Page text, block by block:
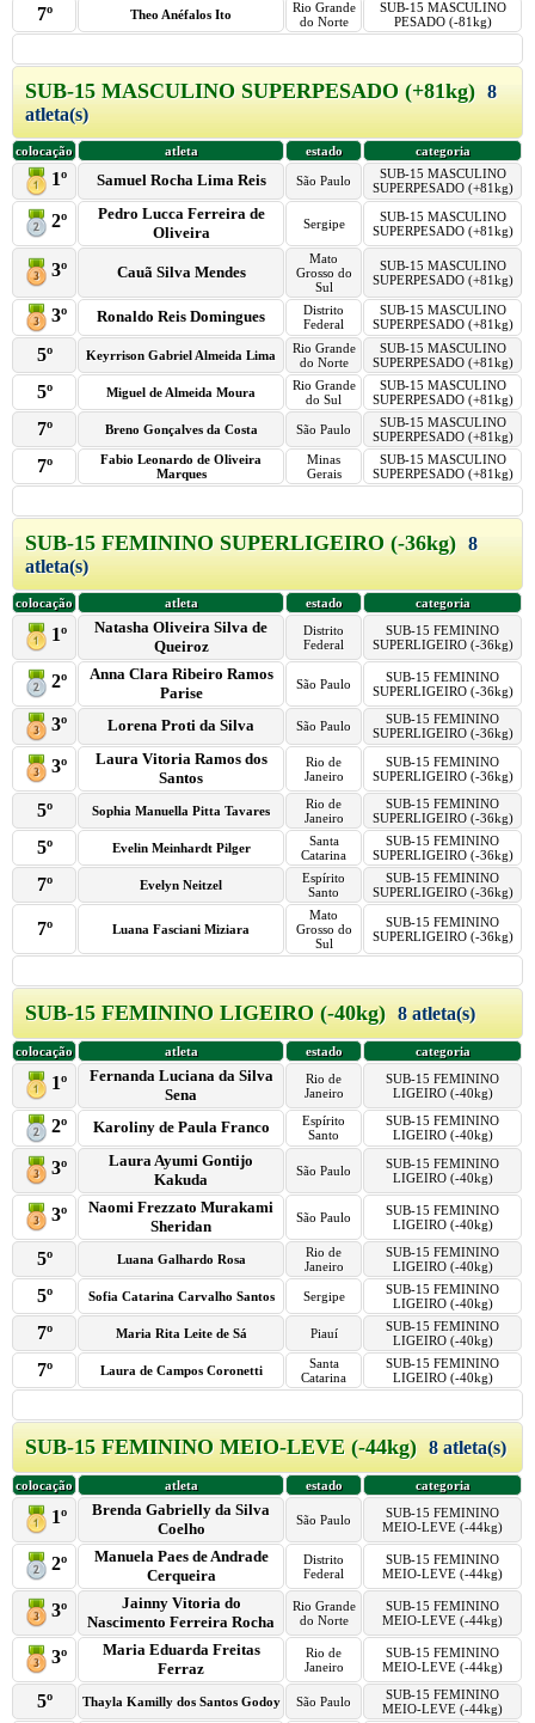
7º Theo Anéfalos Ito
Rio Grande
do Norte
SUB-15 MASCULINO
PESADO (-81kg)
SUB-15 MASCULINO SUPERPESADO (+81kg)8
atleta(s)
colocação atleta estado categoria
1º Samuel Rocha Lima Reis São Paulo
SUB-15 MASCULINO
SUPERPESADO (+81kg)
2º
Pedro Lucca Ferreira de
Oliveira
Sergipe
SUB-15 MASCULINO
SUPERPESADO (+81kg)
3º Cauã Silva Mendes
Mato
Grosso do
Sul
SUB-15 MASCULINO
SUPERPESADO (+81kg)
3º Ronaldo Reis Domingues
Distrito
Federal
SUB-15 MASCULINO
SUPERPESADO (+81kg)
5º Keyrrison Gabriel Almeida Lima
Rio Grande
do Norte
SUB-15 MASCULINO
SUPERPESADO (+81kg)
5º Miguel de Almeida Moura
Rio Grande
do Sul
SUB-15 MASCULINO
SUPERPESADO (+81kg)
7º Breno Gonçalves da Costa São Paulo
SUB-15 MASCULINO
SUPERPESADO (+81kg)
7º
Fabio Leonardo de Oliveira
Marques
Minas
Gerais
SUB-15 MASCULINO
SUPERPESADO (+81kg)
SUB-15 FEMININO SUPERLIGEIRO (-36kg)8
atleta(s)
colocação atleta estado categoria
1º
Natasha Oliveira Silva de
Queiroz
Distrito
Federal
SUB-15 FEMININO
SUPERLIGEIRO (-36kg)
2º
Anna Clara Ribeiro Ramos
Parise
São Paulo
SUB-15 FEMININO
SUPERLIGEIRO (-36kg)
3º Lorena Proti da Silva São Paulo
SUB-15 FEMININO
SUPERLIGEIRO (-36kg)
3º
Laura Vitoria Ramos dos
Santos
Rio de
Janeiro
SUB-15 FEMININO
SUPERLIGEIRO (-36kg)
5º Sophia Manuella Pitta Tavares
Rio de
Janeiro
SUB-15 FEMININO
SUPERLIGEIRO (-36kg)
5º Evelin Meinhardt Pilger
Santa
Catarina
SUB-15 FEMININO
SUPERLIGEIRO (-36kg)
7º Evelyn Neitzel
Espírito
Santo
SUB-15 FEMININO
SUPERLIGEIRO (-36kg)
7º Luana Fasciani Miziara
Mato
Grosso do
Sul
SUB-15 FEMININO
SUPERLIGEIRO (-36kg)
SUB-15 FEMININO LIGEIRO (-40kg)8 atleta(s)
colocação atleta estado categoria
1º
Fernanda Luciana da Silva
Sena
Rio de
Janeiro
SUB-15 FEMININO
LIGEIRO (-40kg)
2º Karoliny de Paula Franco
Espírito
Santo
SUB-15 FEMININO
LIGEIRO (-40kg)
3º
Laura Ayumi Gontijo
Kakuda
São Paulo
SUB-15 FEMININO
LIGEIRO (-40kg)
3º
Naomi Frezzato Murakami
Sheridan
São Paulo
SUB-15 FEMININO
LIGEIRO (-40kg)
5º Luana Galhardo Rosa
Rio de
Janeiro
SUB-15 FEMININO
LIGEIRO (-40kg)
5º Sofia Catarina Carvalho Santos Sergipe
SUB-15 FEMININO
LIGEIRO (-40kg)
7º Maria Rita Leite de Sá Piauí
SUB-15 FEMININO
LIGEIRO (-40kg)
7º Laura de Campos Coronetti
Santa
Catarina
SUB-15 FEMININO
LIGEIRO (-40kg)
SUB-15 FEMININO MEIO-LEVE (-44kg)8 atleta(s)
colocação atleta estado categoria
1º
Brenda Gabrielly da Silva
Coelho
São Paulo
SUB-15 FEMININO
MEIO-LEVE (-44kg)
2º
Manuela Paes de Andrade
Cerqueira
Distrito
Federal
SUB-15 FEMININO
MEIO-LEVE (-44kg)
3º
Jainny Vitoria do
Nascimento Ferreira Rocha
Rio Grande
do Norte
SUB-15 FEMININO
MEIO-LEVE (-44kg)
3º
Maria Eduarda Freitas
Ferraz
Rio de
Janeiro
SUB-15 FEMININO
MEIO-LEVE (-44kg)
5º Thayla Kamilly dos Santos Godoy São Paulo
SUB-15 FEMININO
MEIO-LEVE (-44kg)